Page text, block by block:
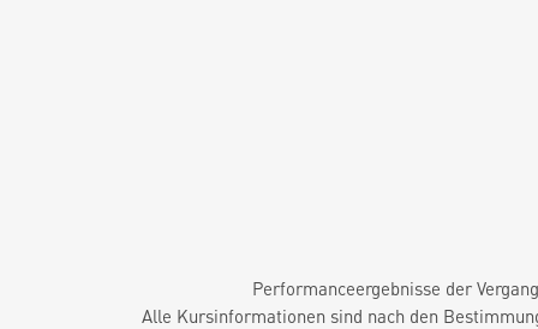
Performanceergebnisse der
Alle Kursinformationen sind nach den